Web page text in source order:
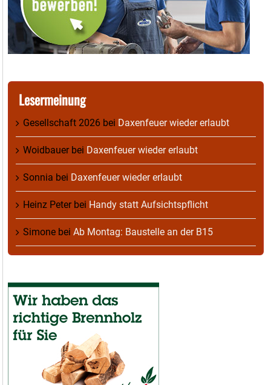
Lesermeinung
Gesellschaft 2026 bei Daxenfeuer wieder erlaubt
Woidbauerbei Daxenfeuer wieder erlaubt
Sonnia bei Daxenfeuer wieder erlaubt
Heinz Peterbei Handy statt Aufsichtspflicht
Simone bei Ab Montag: Baustelle an der B15